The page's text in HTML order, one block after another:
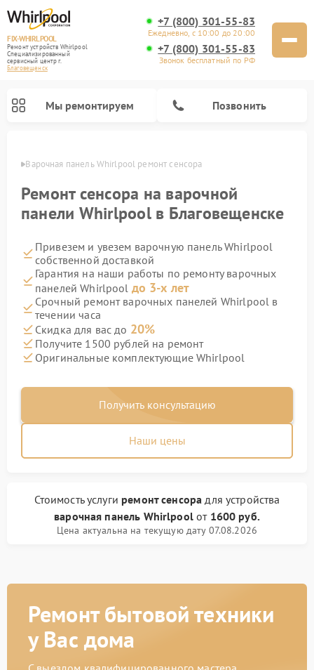
FIX-WHIRLPOOL
Ремонт устройств Whirlpool
Специализированный
cервисный центр г.
Благовещенск
+7 (800) 301-55-83
Ежедневно, с 10:00 до 20:00
+7 (800) 301-55-83
Звонок бесплатный по РФ
Мы ремонтируем Позвонить
Варочная панель Whirlpool ремонт сенсора
Ремонт сенсора на варочной
панели Whirlpool в Благовещенске
Привезем и увезем варочную панель Whirlpool
собственной доставкой
Гарантия на наши работы по ремонту варочных
панелей Whirlpool до 3-х лет
Срочный ремонт варочных панелей Whirlpool в
течении часа
Скидка для вас до 20%
Получите 1500 рублей на ремонт
Оригинальные комплектующие Whirlpool
Получить консультацию
Наши цены
Стоимость услуги ремонт сенсора для устройства
варочная панель Whirlpoolот 1600 руб.
Цена актуальна на текущую дату 07.08.2026
Ремонт бытовой техники
у Вас дома